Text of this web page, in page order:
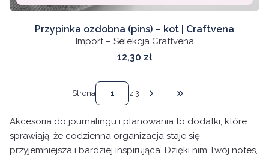
Przypinka ozdobna (pins) – kot | Craftvena
Import – Selekcja Craftvena
Cena
12,30 zł
Strona z 3
Przejdź do ostatniej
Akcesoria do journalingu i planowania to dodatki, które
sprawiają, że codzienna organizacja staje się
przyjemniejsza i bardziej inspirująca. Dzięki nim Twój notes,